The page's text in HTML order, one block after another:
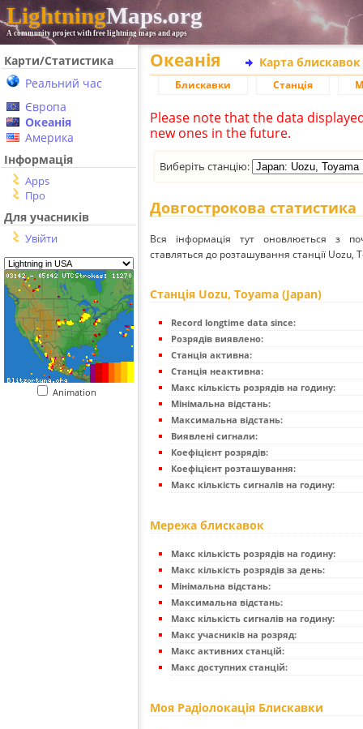
LightningMaps.org
A community project with free lightning maps and apps
Карти/Статистика
Реальний час
Європа
Океанія
Америка
Інформація
Apps
Про
Для учасників
Увійти
Animation
Океанія Карта
Блискавки Станція
Please note that the data
new ones in the future.
Виберіть станцію:
Довгострокова статистика
Вся інформація тут оновлюється з
ставляться до розташування станції Uozu,
Станція Uozu, Toyama (Japan)
Record longtime data since:
Розрядів виявлено:
Станція активна:
Станція неактивна:
Макс кількість розрядів на годину:
Мінімальна відстань:
Максимальна відстань:
Виявлені сигнали:
Коефіцієнт розрядів:
Коефіцієнт розташування:
Макс кількість сигналів на годину:
Мережа блискавок
Макс кількість розрядів на годину:
Макс кількість розрядів за день:
Мінімальна відстань:
Максимальна відстань:
Макс кількість сигналів на годину:
Макс учасників на розряд:
Макс активних станцій:
Макс доступних станцій:
Моя Радіолокація Блискавки